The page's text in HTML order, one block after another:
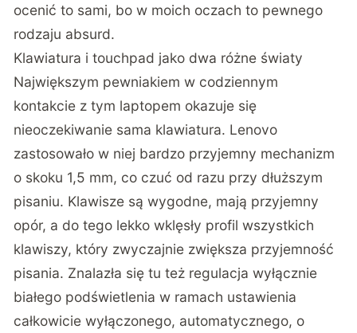
ocenić to sami, bo w moich oczach to pewnego
rodzaju absurd.
Klawiatura i touchpad jako dwa różne światy
Największym pewniakiem w codziennym
kontakcie z tym laptopem okazuje się
nieoczekiwanie sama klawiatura. Lenovo
zastosowało w niej bardzo przyjemny mechanizm
o skoku 1,5 mm, co czuć od razu przy dłuższym
pisaniu. Klawisze są wygodne, mają przyjemny
opór, a do tego lekko wklęsły profil wszystkich
klawiszy, który zwyczajnie zwiększa przyjemność
pisania. Znalazła się tu też regulacja wyłącznie
białego podświetlenia w ramach ustawienia
całkowicie wyłączonego, automatycznego, o